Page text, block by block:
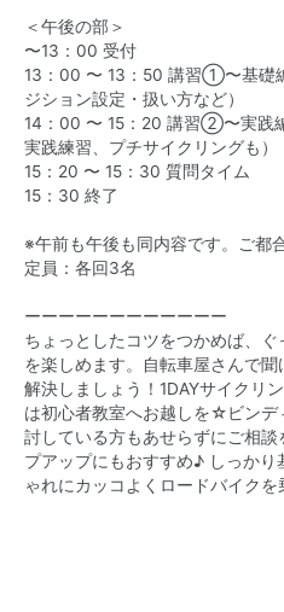
＜午後の部＞
〜13：00 受付
13：00 〜 13：50 講習①〜基礎
ジション設定・扱い方など）
14：00 〜 15：20 講習②〜実践
実践練習、プチサイクリングも）
15：20 〜 15：30 質問タイム
15：30 終了
※午前も午後も同内容です。ご都
定員：各回3名
ーーーーーーーーーーーー
ちょっとしたコツをつかめば、
を楽しめます。自転車屋さんで
解決しましょう！1DAYサイクリ
は初心者教室へお越しを☆ビンデ
討している方もあせらずにご相
プアップにもおすすめ♪ しっかり
ゃれにカッコよくロードバイクを